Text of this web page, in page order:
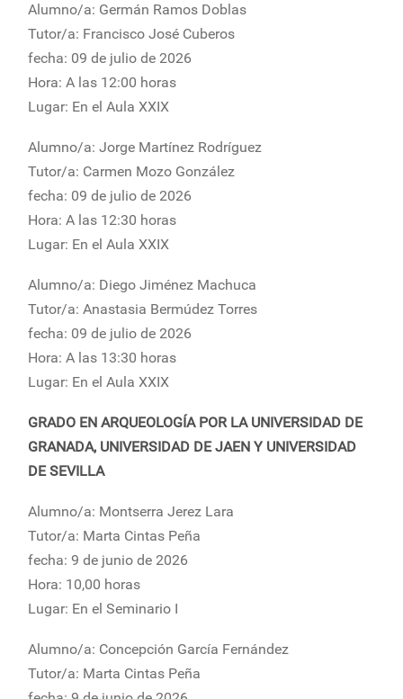
Alumno/a: Germán Ramos Doblas
Tutor/a: Francisco José Cuberos
fecha: 09 de julio de 2026
Hora: A las 12:00 horas
Lugar: En el Aula XXIX
Alumno/a: Jorge Martínez Rodríguez
Tutor/a: Carmen Mozo González
fecha: 09 de julio de 2026
Hora: A las 12:30 horas
Lugar: En el Aula XXIX
Alumno/a: Diego Jiménez Machuca
Tutor/a: Anastasia Bermúdez Torres
fecha: 09 de julio de 2026
Hora: A las 13:30 horas
Lugar: En el Aula XXIX
GRADO EN ARQUEOLOGÍA POR LA UNIVERSIDAD DE
GRANADA, UNIVERSIDAD DE JAEN Y UNIVERSIDAD
DE SEVILLA
Alumno/a: Montserra Jerez Lara
Tutor/a: Marta Cintas Peña
fecha: 9 de junio de 2026
Hora: 10,00 horas
Lugar: En el Seminario I
Alumno/a: Concepción García Fernández
Tutor/a: Marta Cintas Peña